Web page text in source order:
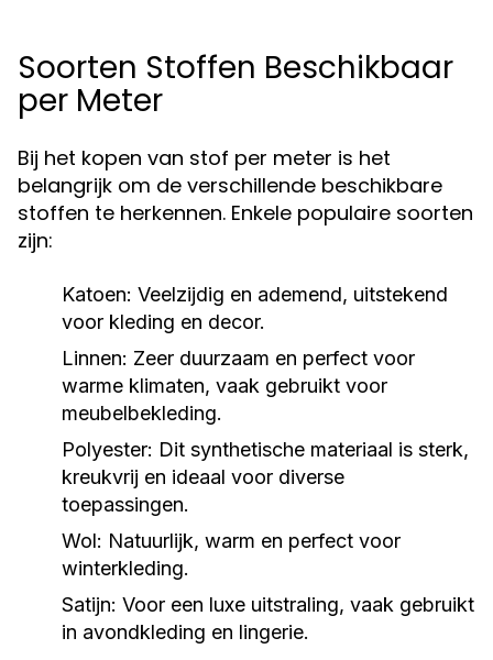
Soorten Stoffen Beschikbaar
per Meter
Bij het kopen van stof per meter is het
belangrijk om de verschillende beschikbare
stoffen te herkennen. Enkele populaire soorten
zijn:
Katoen: Veelzijdig en ademend, uitstekend
voor kleding en decor.
Linnen: Zeer duurzaam en perfect voor
warme klimaten, vaak gebruikt voor
meubelbekleding.
Polyester: Dit synthetische materiaal is sterk,
kreukvrij en ideaal voor diverse
toepassingen.
Wol: Natuurlijk, warm en perfect voor
winterkleding.
Satijn: Voor een luxe uitstraling, vaak gebruikt
in avondkleding en lingerie.